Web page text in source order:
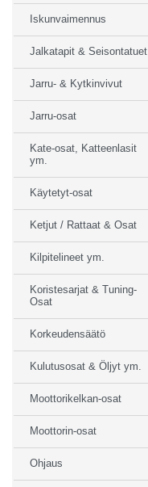
Iskunvaimennus
Jalkatapit & Seisontatuet
Jarru- & Kytkinvivut
Jarru-osat
Kate-osat, Katteenlasit
ym.
Käytetyt-osat
Ketjut / Rattaat & Osat
Kilpitelineet ym.
Koristesarjat & Tuning-
Osat
Korkeudensäätö
Kulutusosat & Öljyt ym.
Moottorikelkan-osat
Moottorin-osat
Ohjaus